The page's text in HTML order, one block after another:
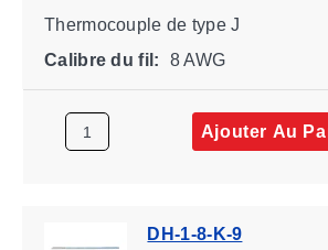
Thermocouple de type J
Calibre du fil:
8 AWG
Ajouter Au
DH-1-8-K-9